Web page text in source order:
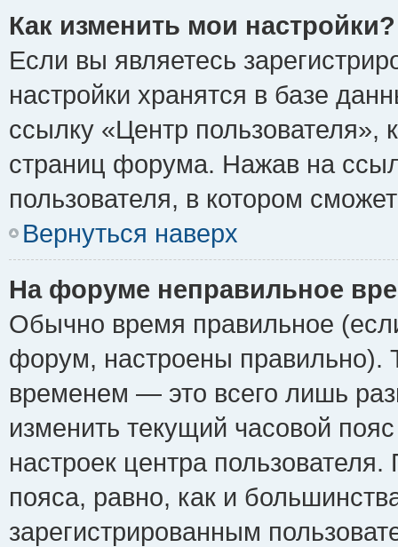
Как изменить мои настройки?
Если вы являетесь
настройки хранятся в базе
ссылку «Центр пользователя»,
страниц форума. Нажав на
пользователя, в котором
Вернуться наверх
На форуме неправильное
Обычно время правильное
форум, настроены правильно).
временем — это всего лишь
изменить текущий часовой
настроек центра
пояса, равно, как и
зарегистрированным